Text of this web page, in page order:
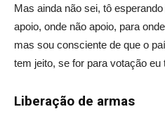
Mas ainda não sei, tô
apoio, onde não apoio, para
mas sou consciente de que o
tem jeito, se for para votação eu
Liberação de armas